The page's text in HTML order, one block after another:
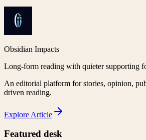
Obsidian Impacts
Long-form reading with quieter supporting
An editorial platform for stories, opinion,
driven reading.
Explore Article
Featured desk